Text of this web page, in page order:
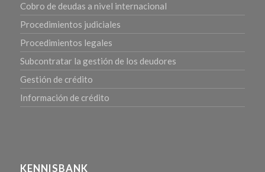
Cobro de deudas a nivel internacional
Procedimientos judiciales
Procedimientos legales
Subcontratar la gestión de los deudores
Gestión de crédito
Información de crédito
KENNISBANK